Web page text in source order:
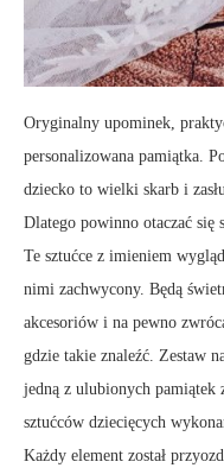
Oryginalny upominek,
personalizowana pamiątka.
dziecko to wielki skarb i
Dlatego powinno otaczać się
Te sztućce z imieniem
nimi zachwycony. Będą
akcesoriów i na pewno
gdzie takie znaleźć. Zestaw
jedną z ulubionych pamiątek
sztućców dziecięcych
Każdy element został